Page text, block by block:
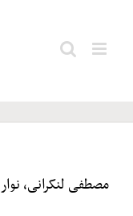
لنکرانی،
مصطفی لنکرانی، نوار ۱۱